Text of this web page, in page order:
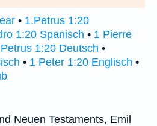
• 1.Petrus 1:20
1:20 Spanisch • 1 Pierre
1:20 Deutsch •
• 1 Peter 1:20 Englisch •
Neuen Testaments, Emil